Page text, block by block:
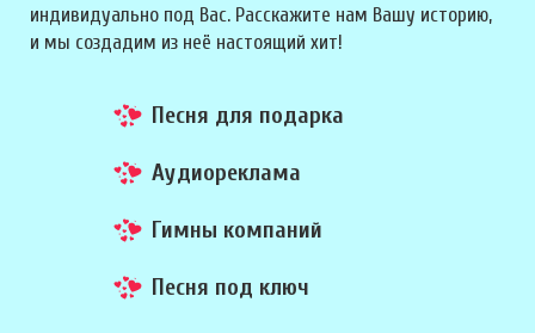
индивидуально под Вас. Расскажите нам Вашу историю,
и мы создадим из неё настоящий хит!
Песня для подарка
Аудиореклама
Гимны компаний
Песня под ключ